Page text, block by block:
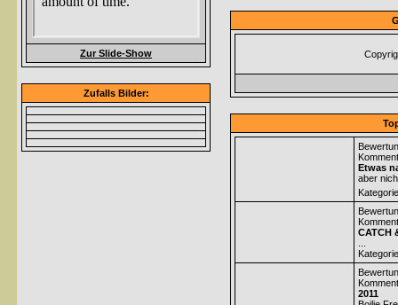
Zur Slide-Show
Zufalls Bilder:
Etwas
aber
CATCH
2011